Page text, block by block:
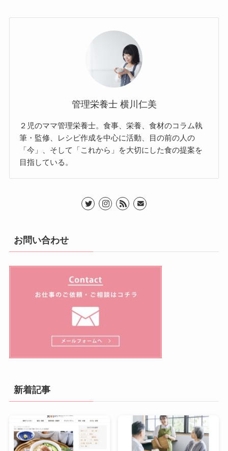
管理栄養士 横川仁美
２児のママ管理栄養士。食事、栄養、食材のコラム執
筆・監修、レシピ作成を中心に活動、目の前の人の
「今」、そして「これから」を大切にした食の提案を
目指している。
お問い合わせ
新着記事